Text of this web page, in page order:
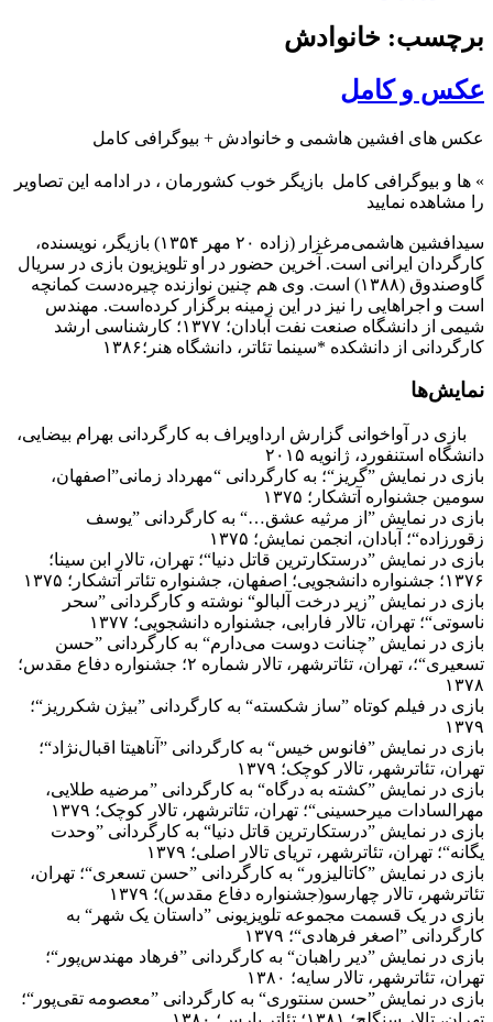
برچسب: خانوادش
عکس و کامل
عکس های افشین هاشمی و خانوادش + بیوگرافی کامل
» ها و بیوگرافی کامل بازیگر خوب کشورمان ، در ادامه این تصاویر
را مشاهده نمایید
سیدافشین هاشمی‌مرغزار (زاده ۲۰ مهر ۱۳۵۴) بازیگر، نویسنده،
کارگردان ایرانی است. آخرین حضور در او تلویزیون بازی در سریال
گاوصندوق (۱۳۸۸) است. وی هم چنین نوازنده چیره‌دست کمانچه
است و اجراهایی را نیز در این زمینه برگزار کرده‌است. مهندس
شیمی از دانشگاه صنعت نفت آبادان؛ ۱۳۷۷؛ کارشناسی ارشد
کارگردانی از دانشکده *سینما تئاتر، دانشگاه هنر؛۱۳۸۶
نمایش‌ها
بازی در آواخوانی گزارش ارداویراف به کارگردانی بهرام بیضایی،
دانشگاه استنفورد، ژانویه ۲۰۱۵
بازی در نمایش ”گریز“؛ به کارگردانی “مهرداد زمانی”اصفهان،
سومین جشنواره آتشکار؛ ۱۳۷۵
بازی در نمایش ”از مرثیه عشق…“ به کارگردانی ”یوسف
زقورزاده“؛ آبادان، انجمن نمایش؛ ۱۳۷۵
بازی در نمایش ”درستکارترین قاتل دنیا“؛ تهران، تالار ابن سینا؛
۱۳۷۶؛ جشنواره دانشجویی؛ اصفهان، جشنواره تئاتر آتشکار؛ ۱۳۷۵
بازی در نمایش ”زیر درخت آلبالو“ نوشته و کارگردانی ”سحر
ناسوتی“؛ تهران، تالار فارابی، جشنواره دانشجویی؛ ۱۳۷۷
بازی در نمایش ”چنانت دوست می‌دارم“ به کارگردانی ”حسن
تسعیری“؛، تهران، تئاترشهر، تالار شماره ۲؛ جشنواره دفاع مقدس؛
۱۳۷۸
بازی در فیلم کوتاه ”ساز شکسته“ به کارگردانی ”بیژن شکرریز“؛
۱۳۷۹
بازی در نمایش ”فانوس خیس“ به کارگردانی ”آناهیتا اقبال‌نژاد“؛
تهران، تئاترشهر، تالار کوچک؛ ۱۳۷۹
بازی در نمایش ”کشته به درگاه“ به کارگردانی ”مرضیه طلایی،
مهرالسادات میرحسینی“؛ تهران، تئاترشهر، تالار کوچک؛ ۱۳۷۹
بازی در نمایش ”درستکارترین قاتل دنیا“ به کارگردانی ”وحدت
یگانه“؛ تهران، تئاترشهر، تریای تالار اصلی؛ ۱۳۷۹
بازی در نمایش ”کاتالیزور“ به کارگردانی ”حسن تسعری“؛ تهران،
تئاترشهر، تالار چهارسو(جشنواره دفاع مقدس)؛ ۱۳۷۹
بازی در یک قسمت مجموعه تلویزیونی ”داستان یک شهر“ به
کارگردانی ”اصغر فرهادی“؛ ۱۳۷۹
بازی در نمایش ”دیر راهبان“ به کارگردانی ”فرهاد مهندس‌پور“؛
تهران، تئاترشهر، تالار سایه؛ ۱۳۸۰
بازی در نمایش ”حسن سنتوری“ به کارگردانی ”معصومه تقی‌پور“؛